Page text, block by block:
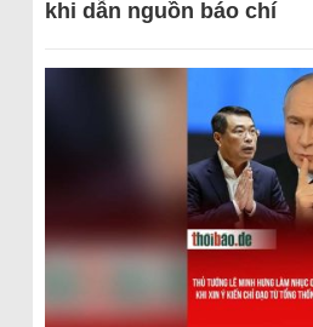
khi dẫn nguồn báo chí